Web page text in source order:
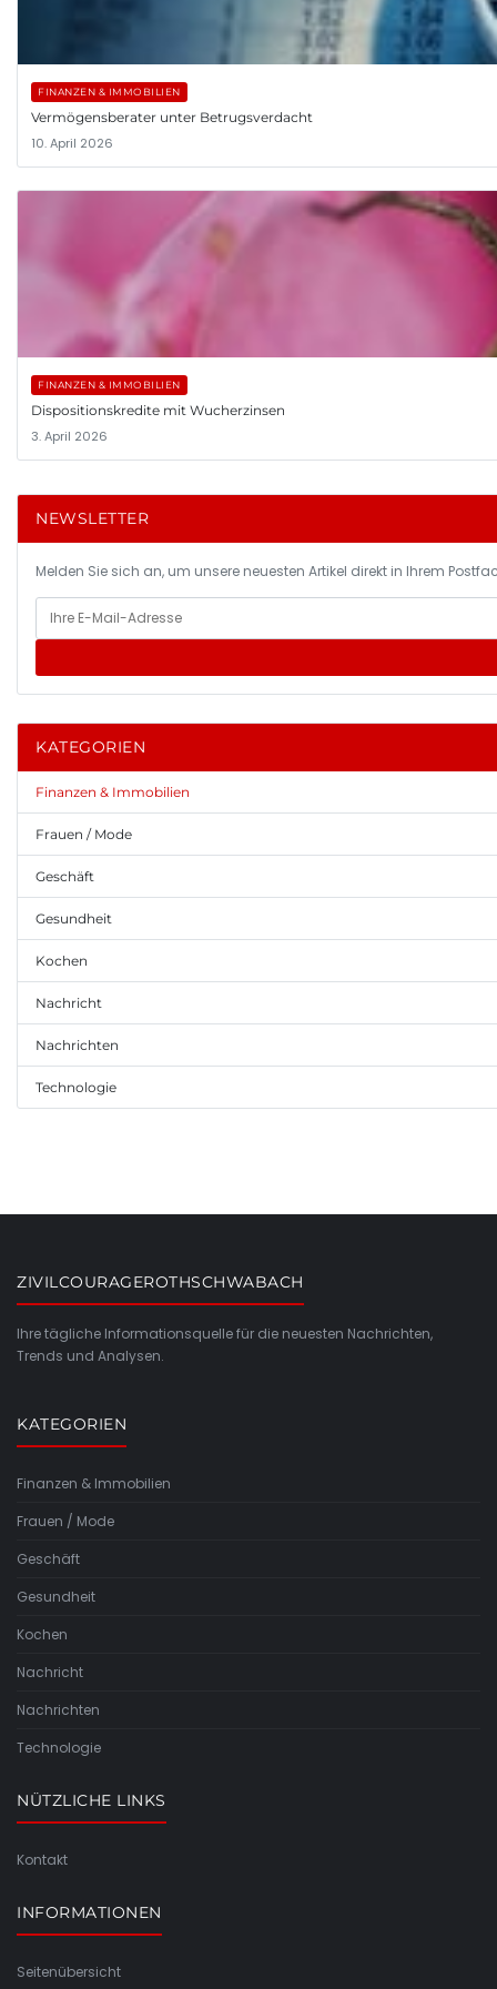
FINANZEN & IMMOBILIEN
Vermögensberater unter Betrugsverdacht
10. April 2026
FINANZEN & IMMOBILIEN
Dispositionskredite mit Wucherzinsen
3. April 2026
NEWSLETTER
Melden Sie sich an, um unsere neuesten Artikel direkt in Ihrem
KATEGORIEN
Finanzen & Immobilien
Frauen / Mode
Geschäft
Gesundheit
Kochen
Nachricht
Nachrichten
Technologie
ZIVILCOURAGEROTHSCHWABACH
Ihre tägliche Informationsquelle für die neuesten Nachrichten,
Trends und Analysen.
KATEGORIEN
Finanzen & Immobilien
Frauen / Mode
Geschäft
Gesundheit
Kochen
Nachricht
Nachrichten
Technologie
NÜTZLICHE LINKS
Kontakt
INFORMATIONEN
Seitenübersicht